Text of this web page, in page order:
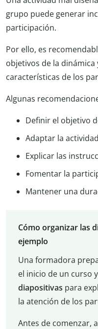
grupo puede generar
participación.
Por ello, es
objetivos de la
características de los
Algunas
Definir el objetivo
Adaptar la
Explicar las
Fomentar la
Mantener una
Cómo organizar las
ejemplo
Una formadora
el inicio de un curso
diapositivas para
la atención de los
Antes de comenzar,